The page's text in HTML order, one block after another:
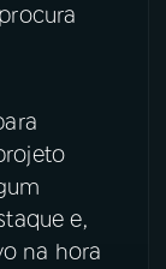
e,
na hora